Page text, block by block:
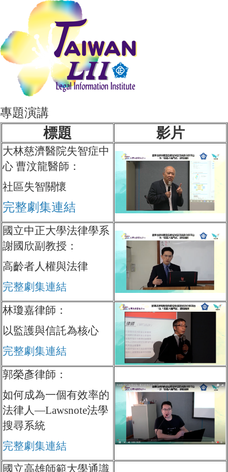
專題演講
標題 影片
大林慈濟醫院失智症中
心 曹汶龍醫師：
社區失智關懷
完整劇集連結
國立中正大學法律學系
謝國欣副教授：
高齡者人權與法律
完整劇集連結
林瓊嘉律師：
以監護與信託為核心
完整劇集連結
郭榮彥律師：
如何成為一個有效率的
法律人—Lawsnote法學
搜尋系統
完整劇集連結
國立高雄師範大學通識